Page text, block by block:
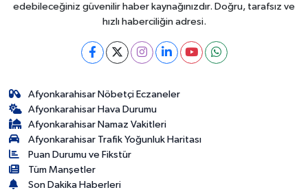
edebileceğiniz güvenilir haber kaynağınızdır. Doğru, tarafsız ve
hızlı haberciliğin adresi.
Afyonkarahisar Nöbetçi Eczaneler
Afyonkarahisar Hava Durumu
Afyonkarahisar Namaz Vakitleri
Afyonkarahisar Trafik Yoğunluk Haritası
Puan Durumu ve Fikstür
Tüm Manşetler
Son Dakika Haberleri